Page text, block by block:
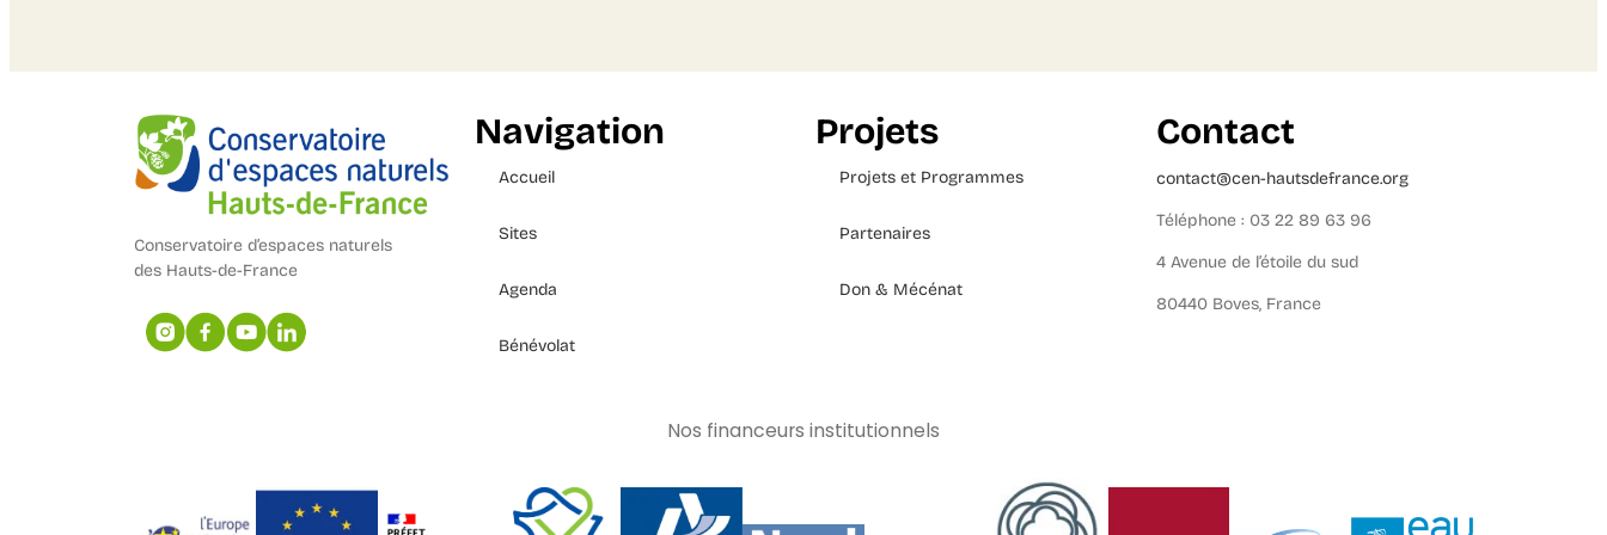
Conservatoire d’espaces naturels
des Hauts-de-France
Navigation
Accueil
Sites
Agenda
Bénévolat
Projets
Projets et Programmes
Partenaires
Don & Mécénat
Contact
contact@cen-hautsdefrance.org
Téléphone : 03 22 89 63 96
4 Avenue de l’étoile du sud
80440 Boves, France
Nos financeurs institutionnels